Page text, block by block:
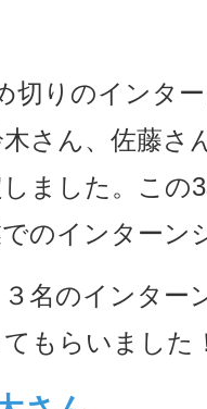
切りのインタ
さん、佐藤さ
ました。この
でのインターン
名のインター
もらいました